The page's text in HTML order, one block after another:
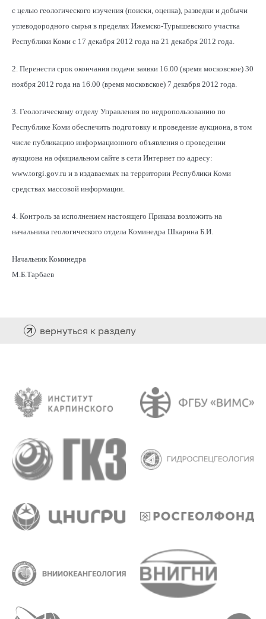
с целью геологического изучения (поиски, оценка), разведки и добычи
углеводородного сырья в пределах Ижемско-Турышевского участка
Республики Коми с 17 декабря 2012 года на 21 декабря 2012 года.
2. Перенести срок окончания подачи заявки 16.00 (время московское) 30
ноября 2012 года на 16.00 (время московское) 7 декабря 2012 года.
3. Геологическому отделу Управления по недропользованию по
Республике Коми обеспечить подготовку и проведение аукциона, в том
числе публикацию информационного объявления о проведении
аукциона на официальном сайте в сети Интернет по адресу:
www.torgi.gov.ru и в издаваемых на территории Республики Коми
средствах массовой информации.
4. Контроль за исполнением настоящего Приказа возложить на
начальника геологического отдела Коминедра Шкарина Б.И.
Начальник Коминедра
М.Б.Тарбаев
вернуться к разделу